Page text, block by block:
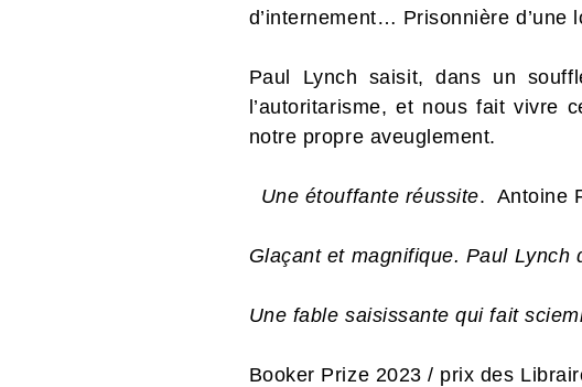
d’internement… Prisonnière d’une
Paul Lynch saisit, dans un
l’autoritarisme, et nous fait vivre
notre propre aveuglement.
Une étouffante réussite. Antoine
Glaçant et magnifique. Paul Lynch
Une fable saisissante qui fait
Booker Prize 2023 / prix des